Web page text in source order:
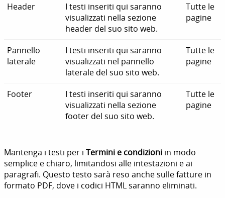
Header
I testi inseriti qui saranno
visualizzati nella sezione
header del suo sito web.
Tutte le
pagine
Pannello
laterale
I testi inseriti qui saranno
visualizzati nel pannello
laterale del suo sito web.
Tutte le
pagine
Footer
I testi inseriti qui saranno
visualizzati nella sezione
footer del suo sito web.
Tutte le
pagine
Mantenga i testi per i Termini e condizioni in modo
semplice e chiaro, limitandosi alle intestazioni e ai
paragrafi. Questo testo sarà reso anche sulle fatture in
formato PDF, dove i codici HTML saranno eliminati.